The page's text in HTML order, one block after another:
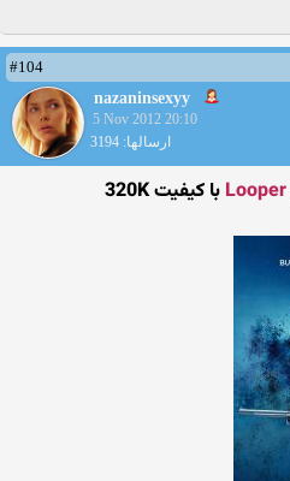
#104
nazaninsexyy
5 Nov 2012 20:10
ارسالها: 3194
با کیفیت 320K